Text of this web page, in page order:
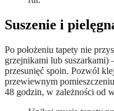
Suszenie i
Po położeniu tapety nie
grzejnikami lub suszarkami)
przesunięć spoin. Pozwól
przewiewnym
48 godzin, w zależności od